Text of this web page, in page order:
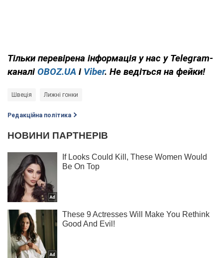
Тільки перевірена інформація у нас у Telegram-
каналі OBOZ.UA і Viber. Не ведіться на фейки!
Швеція Лижні гонки
Редакційна політика